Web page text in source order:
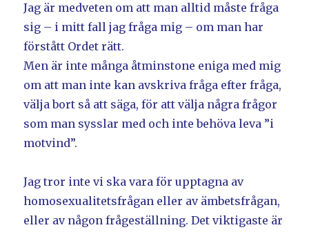
Jag är medveten om att man alltid måste fråga
sig – i mitt fall jag fråga mig – om man har
förstått Ordet rätt.
Men är inte många åtminstone eniga med mig
om att man inte kan avskriva fråga efter fråga,
välja bort så att säga, för att välja några frågor
som man sysslar med och inte behöva leva ”i
motvind”.
Jag tror inte vi ska vara för upptagna av
homosexualitetsfrågan eller av ämbetsfrågan,
eller av någon frågeställning. Det viktigaste är